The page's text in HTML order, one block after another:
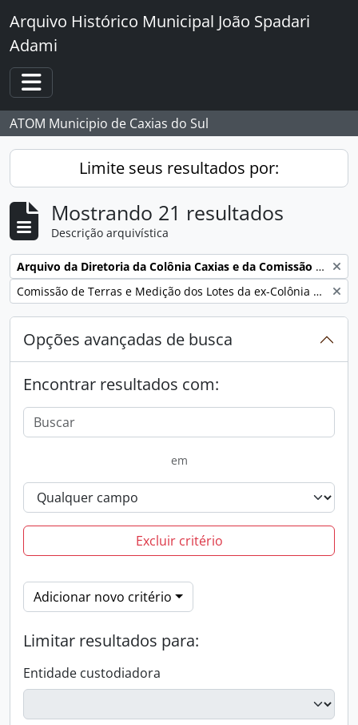
Skip to main content
Arquivo Histórico Municipal João Spadari
Adami
Toggle navigation
ATOM Municipio de Caxias do Sul
Limite seus resultados por:
Mostrando 21 resultados
Descrição arquivística
Remover filtro:
Arquivo da Diretoria da Colônia Caxias e da Comissão de Terras e Medição dos Lotes da ex-Colônia Caxias
Remover filtro:
Comissão de Terras e Medição dos Lotes da ex-Colônia Caxias
Opções avançadas de busca
Encontrar resultados com:
em
Excluir critério
Adicionar novo critério
Limitar resultados para:
Entidade custodiadora